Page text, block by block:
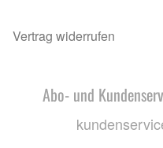
Vertrag widerrufen
Abo- und